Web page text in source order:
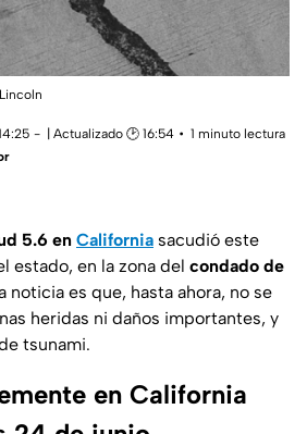
| Actualizado 🕑 16:54
1 minuto lectura
5.6 en California sacudió este
estado, en la zona del condado de
noticia es que, hasta ahora, no se
heridas ni daños importantes, y
tsunami.
en California